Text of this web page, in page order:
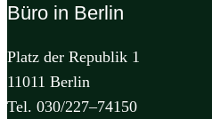
Büro in Berlin
Platz der Republik 1
11011 Berlin
Tel. 030/227–74150